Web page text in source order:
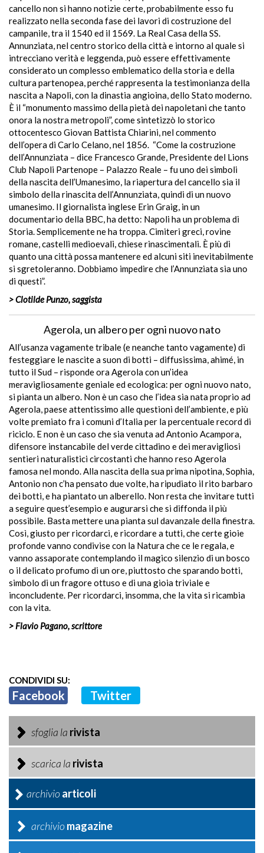
cancello non si hanno notizie certe, probabilmente esso fu
realizzato nella seconda fase dei lavori di costruzione del
campanile, tra il 1540 ed il 1569. La Real Casa della SS.
Annunziata, nel centro storico della città e intorno al quale si
intrecciano verità e leggenda, può essere effettivamente
considerato un complesso emblematico della storia e della
cultura partenopea, perché rappresenta la testimonianza della
nascita a Napoli, con la dinastia angioina, dello Stato moderno.
È il “monumento massimo della pietà dei napoletani che tanto
onora la nostra metropoli”, come sintetizzò lo storico
ottocentesco Giovan Battista Chiarini, nel commento
dell’opera di Carlo Celano, nel 1856. “Come la costruzione
dell’Annunziata – dice Francesco Grande, Presidente del Lions
Club Napoli Partenope – Palazzo Reale – fu uno dei simboli
della nascita dell’Umanesimo, la riapertura del cancello sia il
simbolo della rinascita dell’Annunziata, quindi di un nuovo
umanesimo. Il giornalista inglese Erin Graig, in un
documentario della BBC, ha detto: Napoli ha un problema di
Storia. Semplicemente ne ha troppa. Cimiteri greci, rovine
romane, castelli medioevali, chiese rinascimentali. È più di
quanto una città possa mantenere ed alcuni siti inevitabilmente
si sgretoleranno. Dobbiamo impedire che l’Annunziata sia uno
di questi”.
> Clotilde Punzo, saggista
Agerola, un albero per ogni nuovo nato
All’usanza vagamente tribale (e neanche tanto vagamente) di
festeggiare le nascite a suon di botti – diffusissima, ahimé, in
tutto il Sud – risponde ora Agerola con un’idea
meravigliosamente geniale ed ecologica: per ogni nuovo nato,
si pianta un albero. Non è un caso che l’idea sia nata proprio ad
Agerola, paese attentissimo alle questioni dell’ambiente, e più
volte premiato fra i comuni d’Italia per la percentuale record di
riciclo. E non è un caso che sia venuta ad Antonio Acampora,
difensore instancabile del verde cittadino e dei meravigliosi
sentieri naturalistici circostanti che hanno reso Agerola
famosa nel mondo. Alla nascita della sua prima nipotina, Sophia,
Antonio non c’ha pensato due volte, ha ripudiato il rito barbaro
dei botti, e ha piantato un alberello. Non resta che invitare tutti
a seguire quest’esempio e augurarsi che si diffonda il più
possibile. Basta mettere una pianta sul davanzale della finestra.
Così, giusto per ricordarci, e ricordare a tutti, che certe gioie
profonde vanno condivise con la Natura che ce le regala, e
vanno assaporate contemplando il magico silenzio di un bosco
o il delicato profumo di un ore, piuttosto che sparando botti,
simbolo di un fragore ottuso e di una gioia triviale e
inconcludente. Per ricordarci, insomma, che la vita si ricambia
con la vita.
> Flavio Pagano, scrittore
CONDIVIDI SU:
Facebook Twitter
sfoglia la rivista
scarica la rivista
archivioarticoli
archiviomagazine